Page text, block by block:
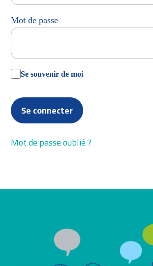
Mot de passe
Se souvenir de moi
Se connecter
Mot de passe oublié ?